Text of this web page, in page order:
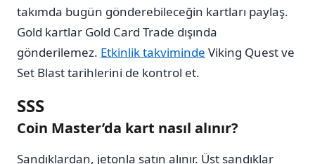
takımda bugün gönderebileceğin kartları paylaş.
Gold kartlar Gold Card Trade dışında
gönderilemez. Etkinlik takviminde Viking Quest ve
Set Blast tarihlerini de kontrol et.
SSS
Coin Master’da kart nasıl alınır?
Sandıklardan, jetonla satın alınır. Üst sandıklar